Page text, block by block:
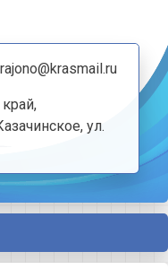
rajono@krasmail.ru
ул.